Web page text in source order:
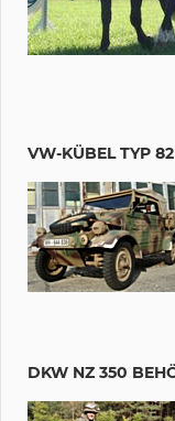
VW-KÜBEL TYP
DKW NZ 350